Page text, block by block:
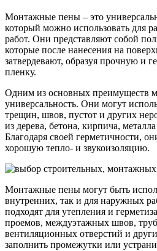
Монтажные пены – это
который можно использовать для
работ. Они представляют собой
которые после нанесения на
затвердевают, образуя прочную и
пленку.
Одним из основных преимуществ
универсальность. Они могут
трещин, швов, пустот и других
из дерева, бетона, кирпича,
Благодаря своей герметичности,
хорошую тепло- и звукоизоляцию.
Монтажные пены могут быть
внутренних, так и для наружных
подходят для утепления и
проемов, междуэтажных швов,
вентиляционных отверстий и
заполнить промежутки или